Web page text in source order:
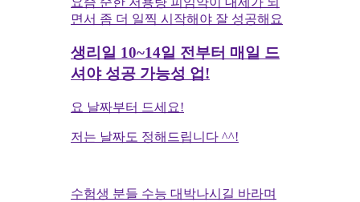
면서 좀 더 일찍 시작해야 잘 성공해요
생리일 10~14일 전부터 매일 드
셔야 성공 가능성 업!
요 날짜부터 드세요!
저는 날짜도 정해드립니다 ^^!
수험생 분들 수능 대박나시길 바라며